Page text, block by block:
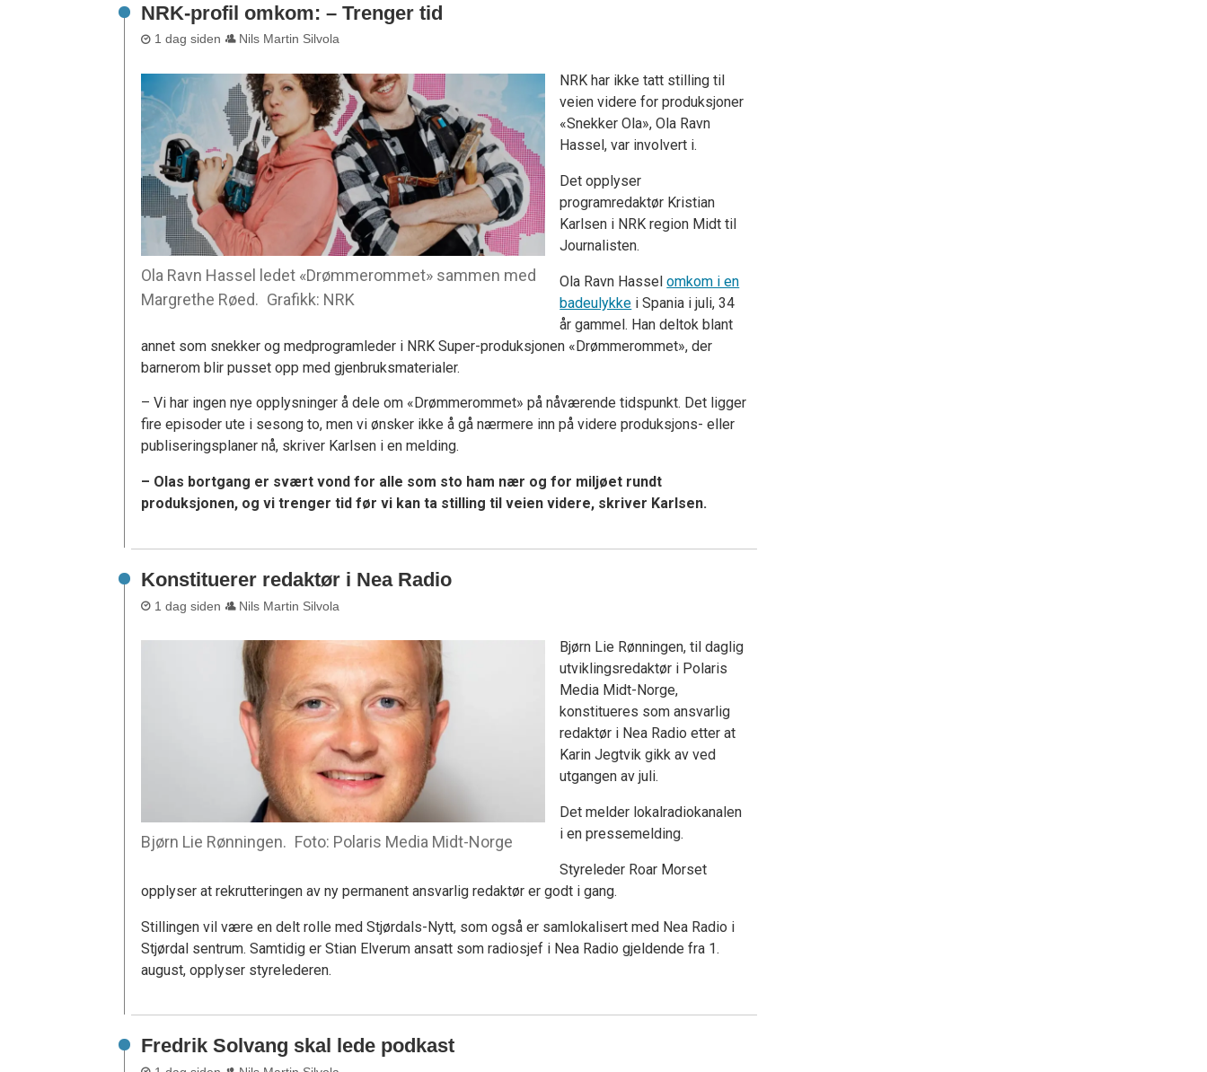
NRK-profil omkom: – Trenger tid
1 dag siden Nils Martin Silvola
Ola Ravn Hassel ledet «Drømmerommet» sammen med
Margrethe Røed. Grafikk: NRK
NRK har ikke tatt stilling til
veien videre for produksjoner
«Snekker Ola», Ola Ravn
Hassel, var involvert i.
Det opplyser
programredaktør Kristian
Karlsen i NRK region Midt til
Journalisten.
Ola Ravn Hasselomkom i en
badeulykke i Spania i juli, 34
år gammel. Han deltok blant
annet som snekker og medprogramleder i NRK Super-produksjonen «Drømmerommet», der
barnerom blir pusset opp med gjenbruksmaterialer.
– Vi har ingen nye opplysninger å dele om «Drømmerommet» på nåværende tidspunkt. Det ligger
fire episoder ute i sesong to, men vi ønsker ikke å gå nærmere inn på videre produksjons- eller
publiseringsplaner nå, skriver Karlsen i en melding.
– Olas bortgang er svært vond for alle som sto ham nær og for miljøet rundt
produksjonen, og vi trenger tid før vi kan ta stilling til veien videre, skriver Karlsen.
Konstituerer redaktør i Nea Radio
1 dag siden Nils Martin Silvola
Bjørn Lie Rønningen. Foto: Polaris Media Midt-Norge
Bjørn Lie Rønningen, til daglig
utviklingsredaktør i Polaris
Media Midt-Norge,
konstitueres som ansvarlig
redaktør i Nea Radio etter at
Karin Jegtvik gikk av ved
utgangen av juli.
Det melder lokalradiokanalen
i en pressemelding.
Styreleder Roar Morset
opplyser at rekrutteringen av ny permanent ansvarlig redaktør er godt i gang.
Stillingen vil være en delt rolle med Stjørdals-Nytt, som også er samlokalisert med Nea Radio i
Stjørdal sentrum. Samtidig er Stian Elverum ansatt som radiosjef i Nea Radio gjeldende fra 1.
august, opplyser styrelederen.
Fredrik Solvang skal lede podkast